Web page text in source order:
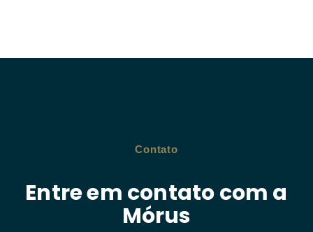
Contato
Entre em contato com a
Mórus